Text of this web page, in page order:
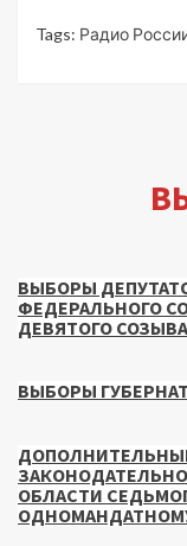
Tags: Радио
ВЫБОРЫ
ФЕДЕРАЛЬНОГО
ДЕВЯТОГО СОЗЫВА
ВЫБОРЫ
ОБЛАСТИ